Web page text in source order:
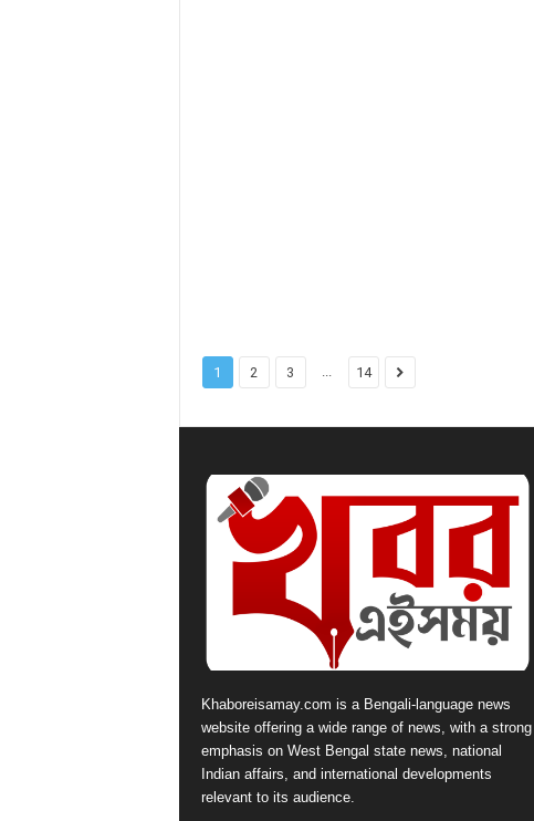
1 2 3 ... 14
Khaboreisamay.com is a Bengali-language news
website offering a wide range of news, with a strong
emphasis on West Bengal state news, national
Indian affairs, and international developments
relevant to its audience.